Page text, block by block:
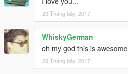
29 Tháng bảy, 2017
WhiskyGerman
oh my god this is awesome
29 Tháng bảy, 2017